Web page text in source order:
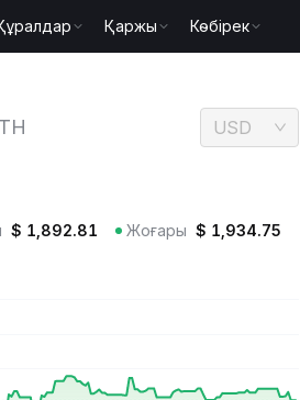
Қаржы Көбірек
USD
$ 1,892.81 Жоғары $ 1,934.75